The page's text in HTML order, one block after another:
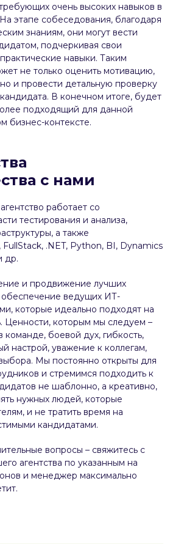
очень высоких навыков в
этапе собеседования, благодаря
знаниям, они могут вести
подчеркивая свои
навыки. Таким
не только оценить мотивацию,
и провести детальную проверку
В конечном итоге, будет
подходящий для данной
бизнес-контексте.
с нами
работает со
тестирования и анализа,
а также
.NET, Python, BI, Dynamics
др.
и продвижение лучших
обеспечение ведущих ИТ-
которые идеально подходят на
Ценности, которым мы следуем –
команде, боевой дух, гибкость,
настрой, уважение к коллегам,
Мы постоянно открыты для
и стремимся подходить к
не шаблонно, а креативно,
нужных людей, которые
и не тратить время на
кандидатами.
вопросы – свяжитесь с
агентства по указанным на
и менеджер максимально